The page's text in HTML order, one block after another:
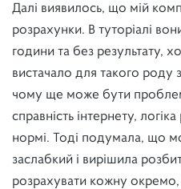
Далі виявилось, що мій
розрахунки. В туторіалі
години та без результату,
вистачало для такого роду
чому ще може бути
справність інтернету,
нормі. Тоді подумала, що
заслабкий і вирішила
розрахувати кожну